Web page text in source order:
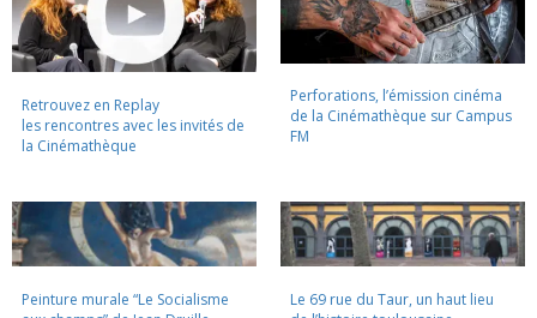
Retrouvez en Replay
les rencontres avec les invités de
la Cinémathèque
Perforations, l’émission cinéma
de la Cinémathèque sur Campus
FM
Peinture murale “Le Socialisme
Le 69 rue du Taur, un haut lieu